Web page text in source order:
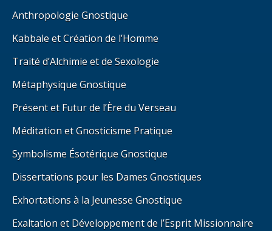
Anthropologie Gnostique
Kabbale et Création de l’Homme
Traité d’Alchimie et de Sexologie
Métaphysique Gnostique
Présent et Futur de l’Ère du Verseau
Méditation et Gnosticisme Pratique
Symbolisme Ésotérique Gnostique
Dissertations pour les Dames Gnostiques
Exhortations à la Jeunesse Gnostique
Exaltation et Développement de l’Esprit Missionnaire